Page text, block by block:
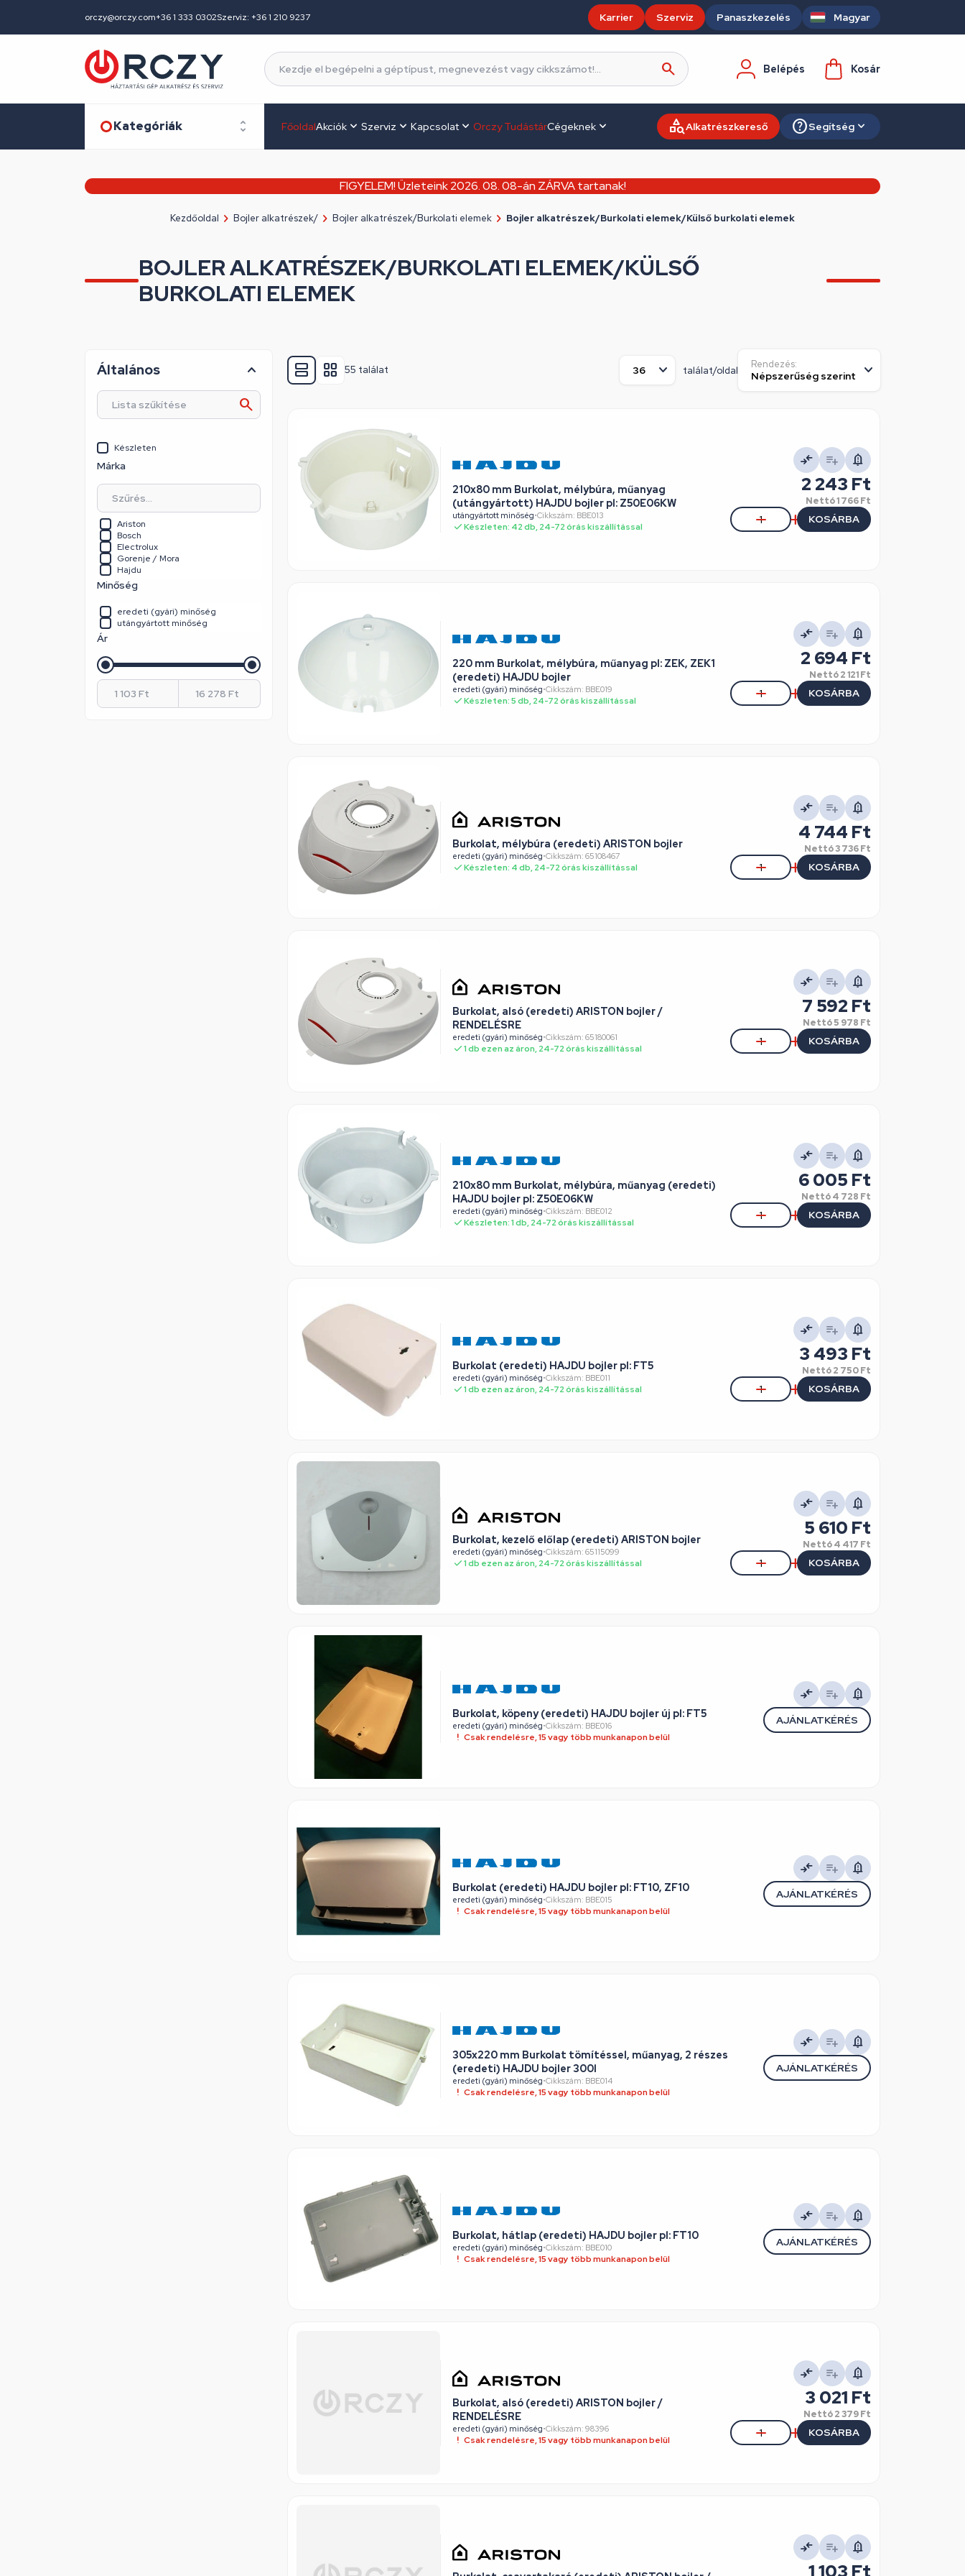
orczy@orczy.com+36 1 333 0302Szerviz: +36 1 210 9237 Karrier Szerviz Panaszkezelés Magyar
Belépés Kosár
Kategóriák FőoldalAkciók Szerviz Kapcsolat Orczy TudástárCégeknek Alkatrészkereső Segítség
FIGYELEM! Üzleteink 2026. 08. 08-án ZÁRVA tartanak!
Kezdőoldal Bojler alkatrészek/ Bojler alkatrészek/Burkolati elemek Bojler alkatrészek/Burkolati elemek/Külső burkolati elemek
BOJLER ALKATRÉSZEK/BURKOLATI ELEMEK/KÜLSŐ
BURKOLATI ELEMEK
55 találat találat/oldal
Rendezés:
210x80 mm Burkolat, mélybúra, műanyag
(utángyártott) HAJDU bojler pl: Z50E06KW
utángyártott minőség•Cikkszám: BBE013
Készleten: 42 db, 24-72 órás kiszállítással
2 243 Ft
Nettó1 766 Ft
KOSÁRBA
220 mm Burkolat, mélybúra, műanyag pl: ZEK, ZEK1
(eredeti) HAJDU bojler
eredeti (gyári) minőség•Cikkszám: BBE019
Készleten: 5 db, 24-72 órás kiszállítással
2 694 Ft
Nettó2 121 Ft
KOSÁRBA
Burkolat, mélybúra (eredeti) ARISTON bojler
eredeti (gyári) minőség•Cikkszám: 65108467
Készleten: 4 db, 24-72 órás kiszállítással
4 744 Ft
Nettó3 736 Ft
KOSÁRBA
Burkolat, alsó (eredeti) ARISTON bojler /
RENDELÉSRE
eredeti (gyári) minőség•Cikkszám: 65180061
1 db ezen az áron, 24-72 órás kiszállítással
7 592 Ft
Nettó5 978 Ft
KOSÁRBA
210x80 mm Burkolat, mélybúra, műanyag (eredeti)
HAJDU bojler pl: Z50E06KW
eredeti (gyári) minőség•Cikkszám: BBE012
Készleten: 1 db, 24-72 órás kiszállítással
6 005 Ft
Nettó4 728 Ft
KOSÁRBA
Burkolat (eredeti) HAJDU bojler pl: FT5
eredeti (gyári) minőség•Cikkszám: BBE011
1 db ezen az áron, 24-72 órás kiszállítással
3 493 Ft
Nettó2 750 Ft
KOSÁRBA
Burkolat, kezelő előlap (eredeti) ARISTON bojler
eredeti (gyári) minőség•Cikkszám: 65115099
1 db ezen az áron, 24-72 órás kiszállítással
5 610 Ft
Nettó4 417 Ft
KOSÁRBA
Burkolat, köpeny (eredeti) HAJDU bojler új pl: FT5
eredeti (gyári) minőség•Cikkszám: BBE016
Csak rendelésre, 15 vagy több munkanapon belül
AJÁNLATKÉRÉS
Burkolat (eredeti) HAJDU bojler pl: FT10, ZF10
eredeti (gyári) minőség•Cikkszám: BBE015
Csak rendelésre, 15 vagy több munkanapon belül
AJÁNLATKÉRÉS
305x220 mm Burkolat tömítéssel, műanyag, 2 részes
(eredeti) HAJDU bojler 300l
eredeti (gyári) minőség•Cikkszám: BBE014
Csak rendelésre, 15 vagy több munkanapon belül
AJÁNLATKÉRÉS
Burkolat, hátlap (eredeti) HAJDU bojler pl: FT10
eredeti (gyári) minőség•Cikkszám: BBE010
Csak rendelésre, 15 vagy több munkanapon belül
AJÁNLATKÉRÉS
Burkolat, alsó (eredeti) ARISTON bojler /
RENDELÉSRE
eredeti (gyári) minőség•Cikkszám: 98396
Csak rendelésre, 15 vagy több munkanapon belül
3 021 Ft
Nettó2 379 Ft
KOSÁRBA
1 103 Ft
Általános
Készleten
Márka
Ariston
Bosch
Electrolux
Gorenje / Mora
Hajdu
Minőség
eredeti (gyári) minőség
utángyártott minőség
Ár